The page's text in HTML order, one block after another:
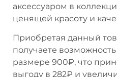
аксессуаром в
ценящей красоту и
Приобретая данный
получаете
размере 900₽, что
выгоду в 282₽ и